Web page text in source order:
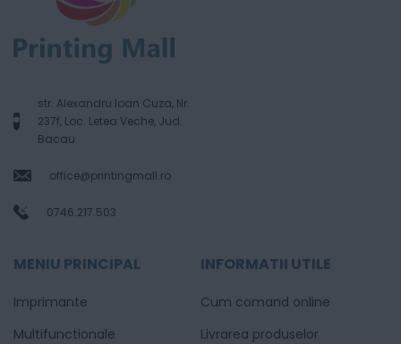
str. Alexandru Ioan Cuza, Nr.
237f, Loc. Letea Veche, Jud.
Bacau
office@printingmall.ro
0746.217.503
MENIU PRINCIPAL
Imprimante
Multifunctionale
INFORMATII UTILE
Cum comand online
Livrarea produselor